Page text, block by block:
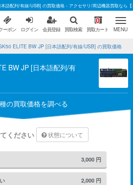
語配列/有線/USB] の買取価格 - アクセサリ/周辺機器買取なら【
ーポン ログイン 会員登録 買取検索
0
買取カート MENU
ELITE BW JP [日本語配列/有線/USB] の買取価格
BW JP [日本語配列/有
の買取価格を調べる
ください 状態について
3,000 円
2,000 円